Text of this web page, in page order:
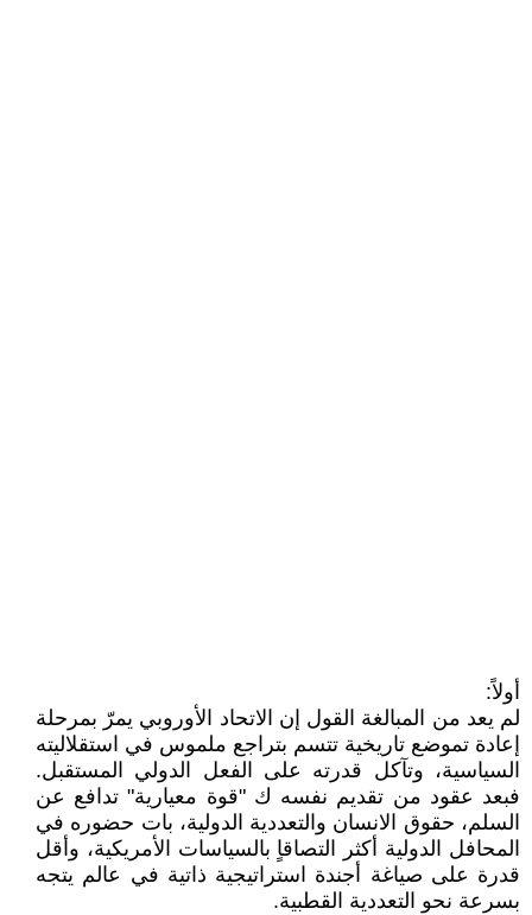
أولاً:
لم يعد من المبالغة القول إن الاتحاد الأوروبي يمرّ بمرحلة
إعادة تموضع تاريخية تتسم بتراجع ملموس في استقلاليته
السياسية، وتآكل قدرته على الفعل الدولي المستقبل.
فبعد عقود من تقديم نفسه ك "قوة معيارية" تدافع عن
السلم، حقوق الانسان والتعددية الدولية، بات حضوره في
المحافل الدولية أكثر التصاقاٍ بالسياسات الأمريكية، وأقل
قدرة على صياغة أجندة استراتيجية ذاتية في عالم يتجه
بسرعة نحو التعددية القطبية.